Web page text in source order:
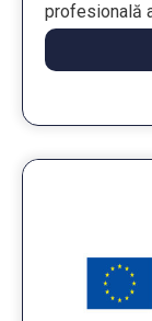
profesională